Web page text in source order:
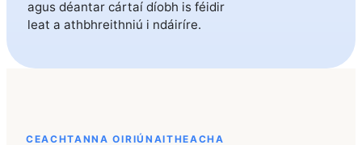
agus déantar cártaí díobh is féidir
leat a athbhreithniú i ndáiríre.
CEACHTANNA OIRIÚNAITHEACHA